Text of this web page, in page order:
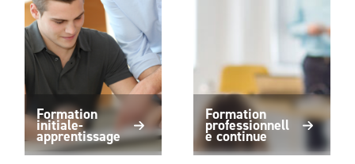
Formation
initiale-
apprentissage
Formation
professionnell
e continue